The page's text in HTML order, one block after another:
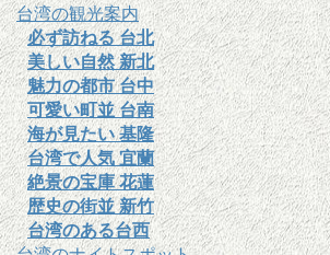
台湾の観光案内
必ず訪ねる 台北
美しい自然 新北
魅力の都市 台中
可愛い町並 台南
海が見たい 基隆
台湾で人気 宜蘭
絶景の宝庫 花蓮
歴史の街並 新竹
台湾のある台西